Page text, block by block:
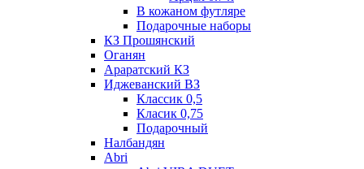
В кожаном футляре
Подарочные наборы
КЗ Прошянский
Оганян
Араратский КЗ
Иджеванский ВЗ
Классик 0,5
Класик 0,75
Подарочный
Налбандян
Abri